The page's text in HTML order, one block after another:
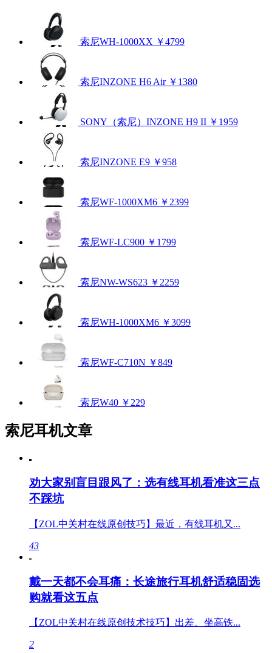
索尼WH-1000XX ￥4799
索尼INZONE H6 Air ￥1380
SONY（索尼）INZONE H9 II ￥1959
索尼INZONE E9 ￥958
索尼WF-1000XM6 ￥2399
索尼WF-LC900 ￥1799
索尼NW-WS623 ￥2259
索尼WH-1000XM6 ￥3099
索尼WF-C710N ￥849
索尼W40 ￥229
索尼耳机文章
劝大家别盲目跟风了：选有线耳机看准这三点
不踩坑
【ZOL中关村在线原创技巧】最近，有线耳机又...
43
戴一天都不会耳痛：长途旅行耳机舒适稳固选
购就看这五点
【ZOL中关村在线原创技术技巧】出差、坐高铁...
2